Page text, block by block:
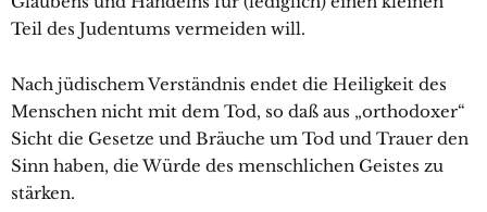
Teil des Judentums vermeiden will.
Nach jüdischem Verständnis endet die Heiligkeit des
Menschen nicht mit dem Tod, so daß aus „orthodoxer“
Sicht die Gesetze und Bräuche um Tod und Trauer den
Sinn haben, die Würde des menschlichen Geistes zu
stärken.